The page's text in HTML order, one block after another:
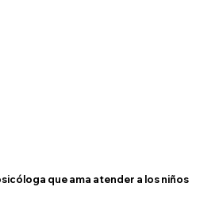
que ama atender a los niños